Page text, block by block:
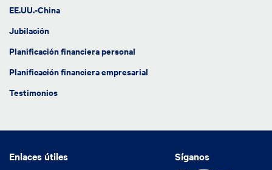
EE.UU.-China
Jubilación
Planificación financiera personal
Planificación financiera empresarial
Testimonios
Síganos
Enlaces útiles
Enlaces útiles